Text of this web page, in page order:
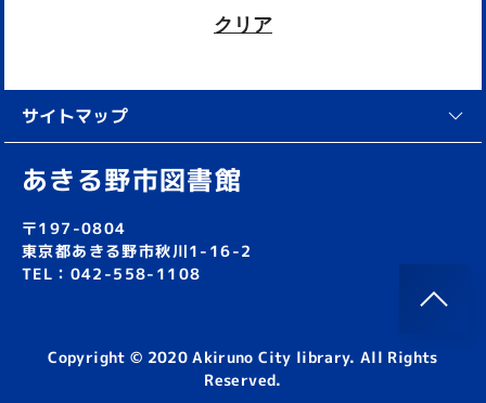
クリア
サイトマップ
あきる野市図書館
〒197-0804
東京都あきる野市秋川1-16-2
TEL：042-558-1108
Copyright © 2020 Akiruno City library. All Rights
Reserved.